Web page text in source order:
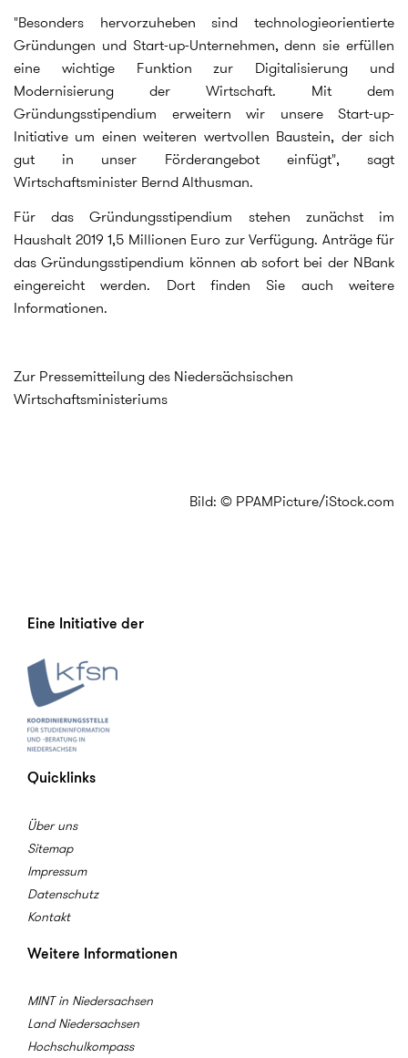
"Besonders hervorzuheben sind technologieorientierte
Gründungen und Start-up-Unternehmen, denn sie erfüllen
eine wichtige Funktion zur Digitalisierung und
Modernisierung der Wirtschaft. Mit dem
Gründungsstipendium erweitern wir unsere Start-up-
Initiative um einen weiteren wertvollen Baustein, der sich
gut in unser Förderangebot einfügt", sagt
Wirtschaftsminister Bernd Althusman.
Für das Gründungsstipendium stehen zunächst im
Haushalt 2019 1,5 Millionen Euro zur Verfügung. Anträge für
das Gründungsstipendium können ab sofort bei der NBank
eingereicht werden. Dort finden Sie auch weitere
Informationen.
Zur Pressemitteilung des Niedersächsischen
Wirtschaftsministeriums
Bild: © PPAMPicture/iStock.com
Eine Initiative der
Quicklinks
Über uns
Sitemap
Impressum
Datenschutz
Kontakt
Weitere Informationen
MINT in Niedersachsen
Land Niedersachsen
Hochschulkompass